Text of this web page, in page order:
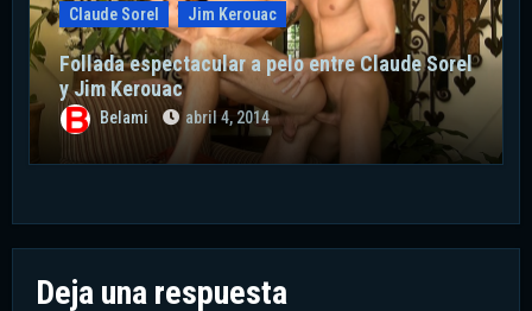
Claude Sorel Jim Kerouac
Follada espectacular a pelo entre Claude Sorel
y Jim Kerouac
Belami abril 4, 2014
Deja una respuesta